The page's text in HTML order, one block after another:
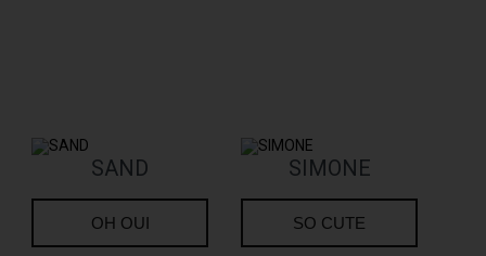
SAND
OH OUI
SIMONE
SO CUTE